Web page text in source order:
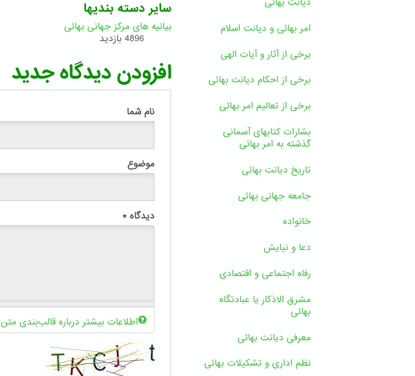
سایر دسته بندیها
بیانیه های مرکز جهانی بهائی
4896 بازدید
افزودن دیدگاه جدید
نام شما
موضوع
دیدگاه *
اطلاعات بیشتر درباره قالب‌بندی متن
امر بهائی و دیانت اسلام
برخی از آثار و آیات الهی
برخی از احکام دیانت بهائی
برخی از تعالیم امر بهائی
بشارات کتابهای آسمانی
گذشته به امر بهائی
تاریخ دیانت بهائی
جامعه جهانی بهائی
خانواده
دعا و نیایش
رفاه اجتماعی و اقتصادی
مشرق الاذکار یا عبادتگاه
بهائی
معرفی دیانت بهائی
نظم اداری و تشکیلات بهائی